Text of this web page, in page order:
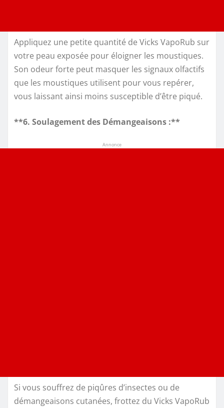
Appliquez une petite quantité de Vicks VapoRub sur
votre peau exposée pour éloigner les moustiques.
Son odeur forte peut masquer les signaux olfactifs
que les moustiques utilisent pour vous repérer,
vous laissant ainsi moins susceptible d’être piqué.
**6. Soulagement des Démangeaisons :**
Annonce
Si vous souffrez de piqûres d’insectes ou de
démangeaisons cutanées, frottez du Vicks VapoRub